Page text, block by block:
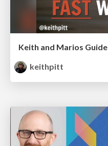
Keith and Marios
keithpitt